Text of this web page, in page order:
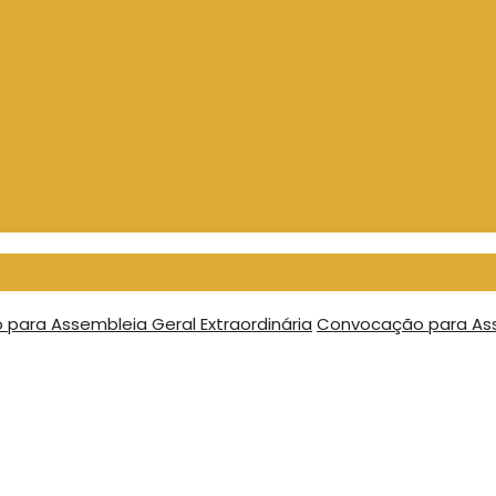
Assembleia Geral Extraordinária Convocação para